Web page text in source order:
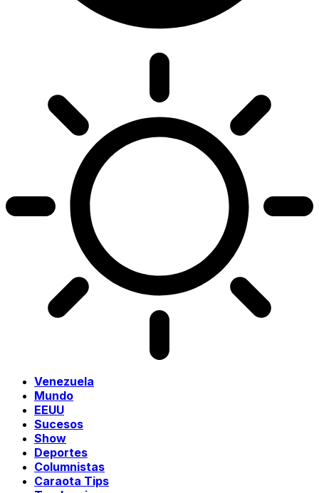
Venezuela
Mundo
EEUU
Sucesos
Show
Deportes
Columnistas
Caraota Tips